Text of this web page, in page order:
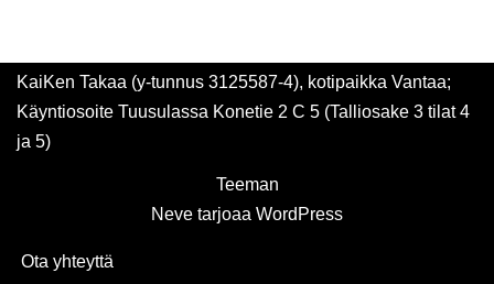
KaiKen Takaa (y-tunnus 3125587-4), kotipaikka Vantaa;
Käyntiosoite Tuusulassa Konetie 2 C 5 (Talliosake 3 tilat 4
ja 5)
Teeman
Neve tarjoaa WordPress
Ota yhteyttä